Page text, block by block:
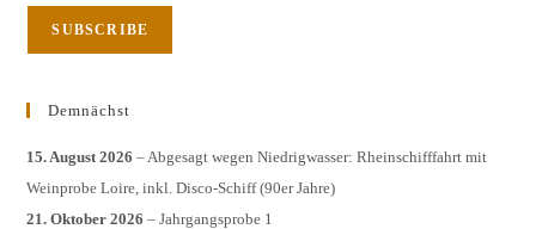
Demnächst
15. August 2026 – Abgesagt wegen Niedrigwasser: Rheinschifffahrt mit
Weinprobe Loire, inkl. Disco-Schiff (90er Jahre)
21. Oktober 2026 – Jahrgangsprobe 1